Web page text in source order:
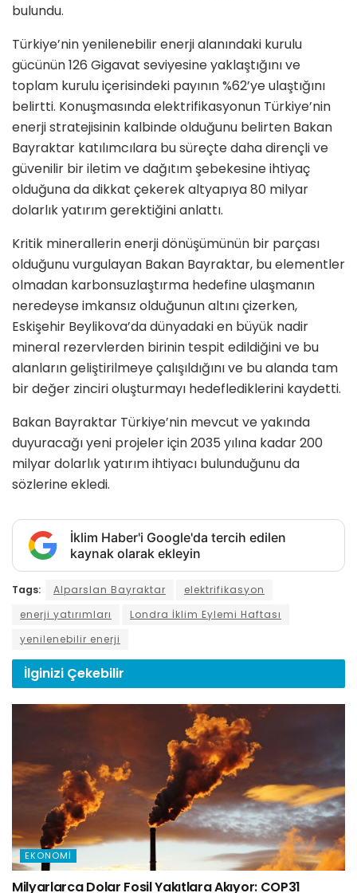
bulundu.
Türkiye’nin yenilenebilir enerji alanındaki kurulu
gücünün 126 Gigavat seviyesine yaklaştığını ve
toplam kurulu içerisindeki payının %62’ye ulaştığını
belirtti. Konuşmasında elektrifikasyonun Türkiye’nin
enerji stratejisinin kalbinde olduğunu belirten Bakan
Bayraktar katılımcılara bu süreçte daha dirençli ve
güvenilir bir iletim ve dağıtım şebekesine ihtiyaç
olduğuna da dikkat çekerek altyapıya 80 milyar
dolarlık yatırım gerektiğini anlattı.
Kritik minerallerin enerji dönüşümünün bir parçası
olduğunu vurgulayan Bakan Bayraktar, bu elementler
olmadan karbonsuzlaştırma hedefine ulaşmanın
neredeyse imkansız olduğunun altını çizerken,
Eskişehir Beylikova’da dünyadaki en büyük nadir
mineral rezervlerden birinin tespit edildiğini ve bu
alanların geliştirilmeye çalışıldığını ve bu alanda tam
bir değer zinciri oluşturmayı hedeflediklerini kaydetti.
Bakan Bayraktar Türkiye’nin mevcut ve yakında
duyuracağı yeni projeler için 2035 yılına kadar 200
milyar dolarlık yatırım ihtiyacı bulunduğunu da
sözlerine ekledi.
İklim Haber'i Google'da tercih edilen
kaynak olarak ekleyin
Tags: Alparslan Bayraktar
elektrifikasyon
enerji yatırımları
Londra İklim Eylemi Haftası
yenilenebilir enerji
İlginizi Çekebilir
EKONOMI
Milyarlarca Dolar Fosil Yakıtlara Akıyor: COP31